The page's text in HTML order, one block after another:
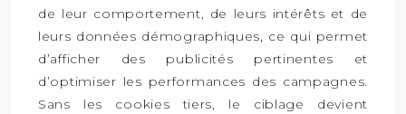
de leur comportement, de leurs intérêts et de
leurs données démographiques, ce qui permet
d’afficher des publicités pertinentes et
d’optimiser les performances des campagnes.
Sans les cookies tiers, le ciblage devient